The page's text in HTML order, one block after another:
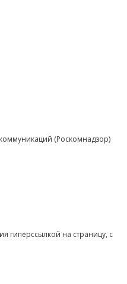
(Роскомнадзор)
гиперссылкой на страницу, с